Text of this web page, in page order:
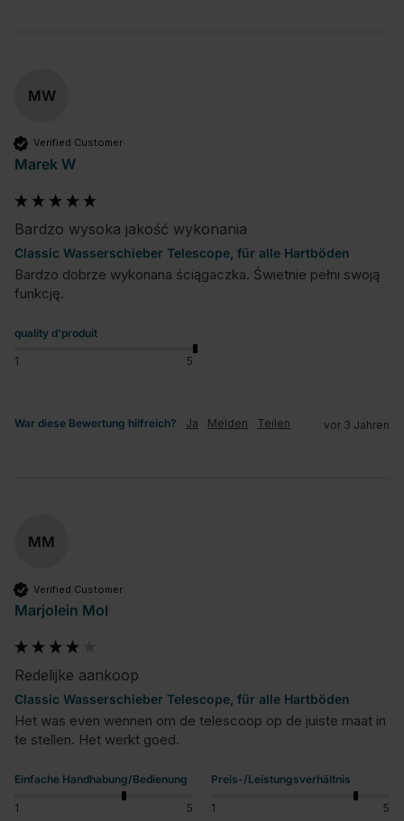
MW
Verified Customer
Marek W
Bardzo wysoka jakość wykonania
Classic Wasserschieber Telescope, für alle Hartböden
Bardzo dobrze wykonana ściągaczka. Świetnie pełni swoją
funkcję.
quality d'produit
1 5
War diese Bewertung hilfreich? Ja Melden Teilen vor 3 Jahren
MM
Verified Customer
Marjolein Mol
Redelijke aankoop
Classic Wasserschieber Telescope, für alle Hartböden
Het was even wennen om de telescoop op de juiste maat in
te stellen. Het werkt goed.
Einfache Handhabung/Bedienung
1 5
Preis-/Leistungsverhältnis
1
5